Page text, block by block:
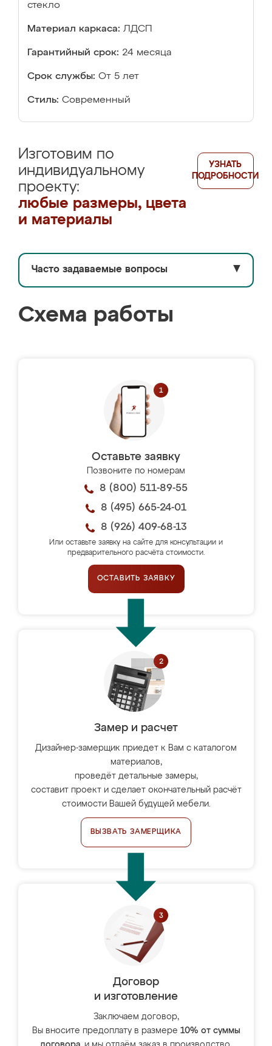
стекло
Материал каркаса: ЛДСП
Гарантийный срок: 24 месяца
Срок службы: От 5 лет
Стиль: Современный
Изготовим по
индивидуальному
проекту:
любые размеры, цвета
и материалы
УЗНАТЬ
ПОДРОБНОСТИ
Часто задаваемые вопросы ▼
Схема работы
Оставьте заявку
Позвоните по номерам
8 (800) 511-89-55
8 (495) 665-24-01
8 (926) 409-68-13
Или оставьте заявку на сайте для консультации и
предварительного расчёта стоимости.
ОСТАВИТЬ ЗАЯВКУ
Замер и расчет
Дизайнер-замерщик приедет к Вам с каталогом
материалов,
проведёт детальные замеры,
составит проект и сделает окончательный расчёт
стоимости Вашей будущей мебели.
ВЫЗВАТЬ ЗАМЕРЩИКА
Договор
и изготовление
Заключаем договор,
Вы вносите предоплату в размере 10% от суммы